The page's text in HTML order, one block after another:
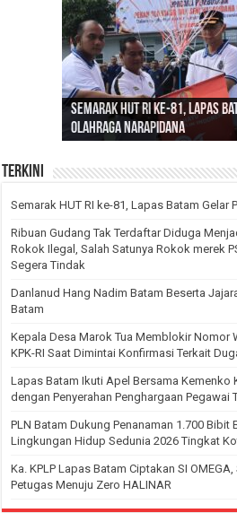
Semarak HUT RI ke-81, Lapas
Olahraga Narapidana
Ribuan Gudang Tak Terdaftar
Sarang Penyimpanan Rokok
Satunya Rokok merek PSG,
Pemerintah Segera Tindak
Danlanud Hang Nadim Batam
Kunjungi Lapas Kelas IIA Batam
Lapas Batam Ikuti Apel
Kumham Imipas, Dirangkaikan
Penyerahan Penghargaan
PLN Batam Dukung Penanaman
pada Peringatan Hari
2026 Tingkat Kota Batam
Terkini
Semarak HUT RI ke-81, Lapas Batam Gelar
Ribuan Gudang Tak Terdaftar Diduga
Rokok Ilegal, Salah Satunya Rokok merek
Segera Tindak
Danlanud Hang Nadim Batam Beserta
Batam
Kepala Desa Marok Tua Memblokir Nomor
KPK-RI Saat Dimintai Konfirmasi Terkait
Lapas Batam Ikuti Apel Bersama Kemenko
dengan Penyerahan Penghargaan Pegawai
PLN Batam Dukung Penanaman 1.700 Bibit
Lingkungan Hidup Sedunia 2026 Tingkat
Ka. KPLP Lapas Batam Ciptakan SI
Petugas Menuju Zero HALINAR